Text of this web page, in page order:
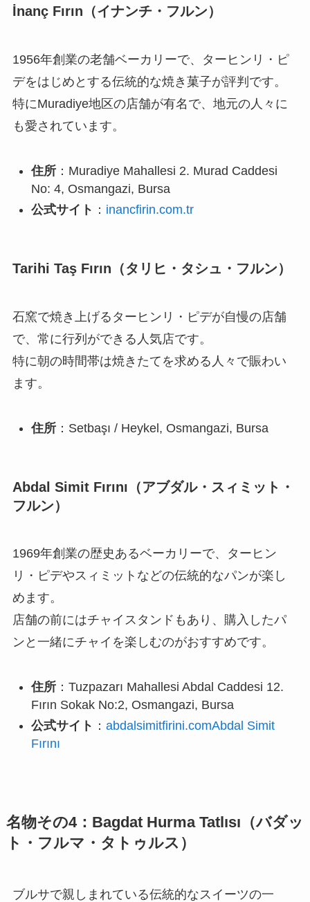
İnanç Fırın（イナンチ・フルン）
1956年創業の老舗ベーカリーで、ターヒンリ・ピ
デをはじめとする伝統的な焼き菓子が評判です。
特にMuradiye地区の店舗が有名で、地元の人々に
も愛されています。
住所：Muradiye Mahallesi 2. Murad Caddesi
No: 4, Osmangazi, Bursa
公式サイト ： inancfirin.com.tr
Tarihi Taş Fırın（タリヒ・タシュ・フルン）
石窯で焼き上げるターヒンリ・ピデが自慢の店舗
で、常に行列ができる人気店です。
特に朝の時間帯は焼きたてを求める人々で賑わい
ます。
住所：Setbaşı / Heykel, Osmangazi, Bursa
Abdal Simit Fırını（アブダル・スィミット・
フルン）
1969年創業の歴史あるベーカリーで、ターヒン
リ・ピデやスィミットなどの伝統的なパンが楽し
めます。
店舗の前にはチャイスタンドもあり、購入したパ
ンと一緒にチャイを楽しむのがおすすめです。
住所：Tuzpazarı Mahallesi Abdal Caddesi 12.
Fırın Sokak No:2, Osmangazi, Bursa
公式サイト ： abdalsimitfirini.comAbdal Simit
Fırını
名物その4：Bagdat Hurma Tatlısı（バダッ
ト・フルマ・タトゥルス）
ブルサで親しまれている伝統的なスイーツの一